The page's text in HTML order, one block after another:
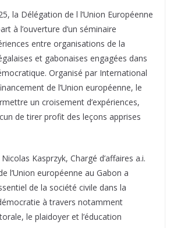
la Délégation de l l’Union Européenne
à l’ouverture d’un séminaire
entre organisations de la
et gabonaises engagées dans
Organisé par International
de l’Union européenne, le
un croisement d’expériences,
de tirer profit des leçons apprises
Kasprzyk, Chargé d’affaires a.i.
l’Union européenne au Gabon a
de la société civile dans la
à travers notamment
le plaidoyer et l’éducation